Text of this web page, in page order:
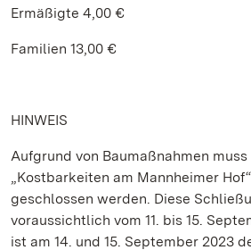
Ermäßigte 4,00 €
Familien 13,00 €
HINWEIS
Aufgrund von Baumaßnahmen
„Kostbarkeiten am Mannheimer
geschlossen werden. Diese
voraussichtlich vom 11. bis 15.
ist am 14. und 15. September 2023